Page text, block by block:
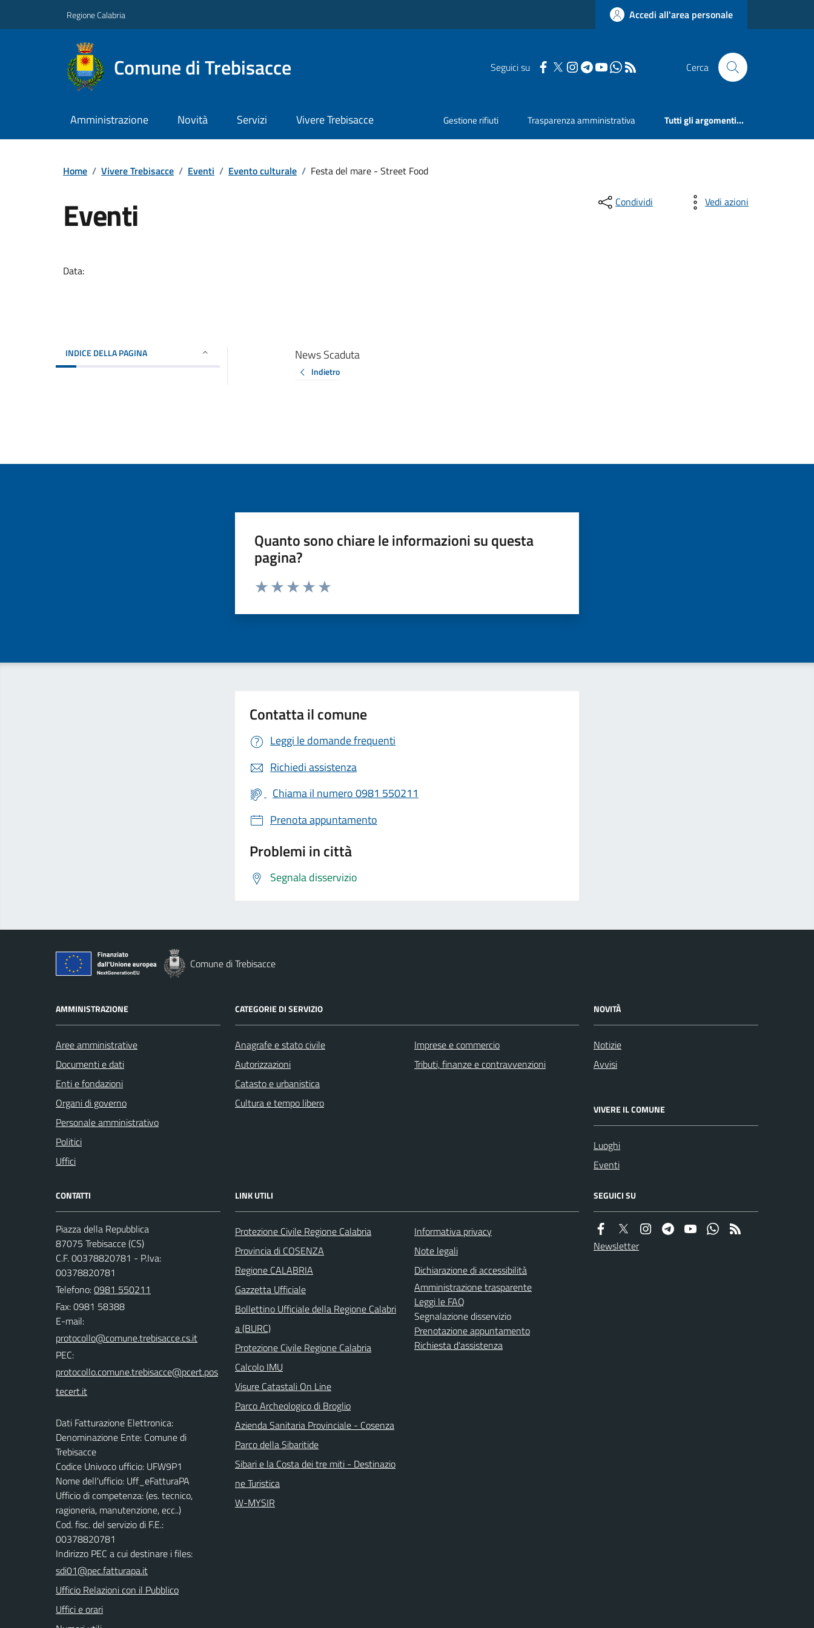
Regione Calabria Accedi all'area personale
Comune di Trebisacce Seguici su Cerca
Amministrazione Novità Servizi Vivere Trebisacce Gestione rifiuti Trasparenza amministrativa Tutti gli argomenti...
Home / Vivere Trebisacce / Eventi / Evento culturale / Festa del mare - Street Food
Eventi
Data:
Condividi Vedi azioni
INDICE DELLA PAGINA News Scaduta
Indietro
Quanto sono chiare le informazioni su questa
pagina?
Valuta da 1 a 5 stelle la pagina
Contatta il comune
Leggi le domande frequenti
Richiedi assistenza
Chiama il numero 0981 550211
Prenota appuntamento
Problemi in città
Segnala disservizio
Comune di Trebisacce
AMMINISTRAZIONE
Aree amministrative
Documenti e dati
Enti e fondazioni
Organi di governo
Personale amministrativo
Politici
Uffici
CATEGORIE DI SERVIZIO
Anagrafe e stato civile
Autorizzazioni
Catasto e urbanistica
Cultura e tempo libero
Imprese e commercio
Tributi, finanze e contravvenzioni
NOVITÀ
Notizie
Avvisi
VIVERE IL COMUNE
Luoghi
Eventi
CONTATTI
Piazza della Repubblica
87075 Trebisacce (CS)
C.F. 00378820781 - P.Iva:
00378820781
Telefono:0981 550211
Fax: 0981 58388
E-mail:
PEC:
Dati Fatturazione Elettronica:
Denominazione Ente: Comune di
Trebisacce
Codice Univoco ufficio: UFW9P1
Nome dell'ufficio: Uff_eFatturaPA
Ufficio di competenza: (es. tecnico,
ragioneria, manutenzione, ecc..)
Cod. fisc. del servizio di F.E.:
00378820781
Indirizzo PEC a cui destinare i files:
sdi01@pec.fatturapa.it
Ufficio Relazioni con il Pubblico
Uffici e orari
LINK UTILI
Protezione Civile Regione Calabria
Provincia di COSENZA
Regione CALABRIA
Gazzetta Ufficiale
Bollettino Ufficiale della Regione Calabri
a (BURC)
Protezione Civile Regione Calabria
Calcolo IMU
Visure Catastali On Line
Parco Archeologico di Broglio
Azienda Sanitaria Provinciale - Cosenza
Parco della Sibaritide
Sibari e la Costa dei tre miti - Destinazio
ne Turistica
W-MYSIR
Informativa privacy
Note legali
Dichiarazione di accessibilità
Amministrazione trasparente
Leggi le FAQ
Segnalazione disservizio
Prenotazione appuntamento
Richiesta d'assistenza
SEGUICI SU
Newsletter